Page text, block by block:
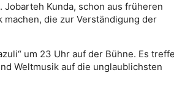
Jobarteh Kunda, schon aus früheren
die zur Verständigung der
um 23 Uhr auf der Bühne. Es
Weltmusik auf die unglaublichsten